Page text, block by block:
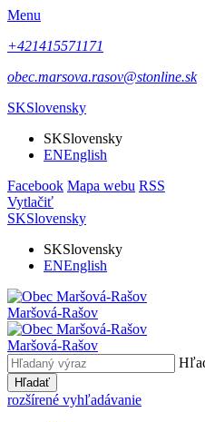
Menu
+421415571171
obec.marsova.rasov@stonline.sk
SKSlovensky
SKSlovensky
ENEnglish
Facebook Mapa webu RSS
Vytlačiť
SKSlovensky
SKSlovensky
ENEnglish
Maršová-Rašov
Maršová-Rašov
Hľadať
rozšírené vyhľadávanie